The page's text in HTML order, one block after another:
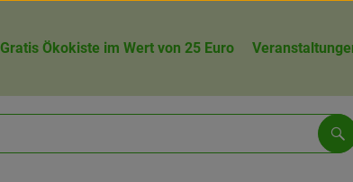
Gratis Ökokiste im Wert von 25 Euro